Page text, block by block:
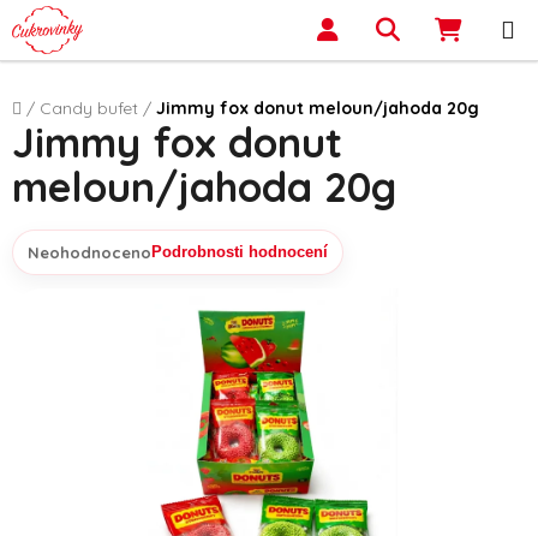
Přejít na obsah Hledat
Domů
/ Candy bufet / Jimmy fox donut meloun/jahoda 20g
Jimmy fox donut
meloun/jahoda 20g
Průměrné hodnocení produktu je 0,0 z 5 hvězdiček.
Neohodnoceno Podrobnosti hodnocení